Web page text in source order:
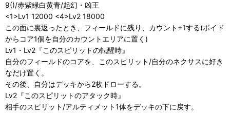
9()/赤紫緑白黄青/起幻・凶王
<1>Lv1 12000 <4>Lv2 18000
この面に裏返ったとき、フィールドに残り、カウント+1する(ボイド
からコア1個を自分のカウントエリアに置く)
Lv1・Lv2『このスピリットの転醒時』
自分のフィールドのコアを、このスピリット/自分のネクサスに好き
なだけ置く。
その後、自分はデッキから2枚ドローする。
Lv2『このスピリットのアタック時』
相手のスピリット/アルティメット1体をデッキの下に戻す。